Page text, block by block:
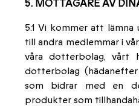
5. MOTTAGARE AV
5.1 Vi kommer att
till andra medlemmar i
våra dotterbolag, vårt
dotterbolag (hädanefter
som bidrar med en
produkter som